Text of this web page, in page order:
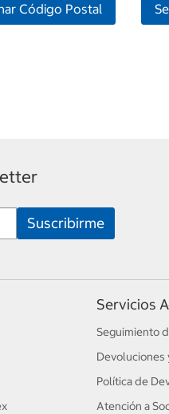
Código Postal
Servicios
Seguimiento
Devoluciones
Política de
Atención a